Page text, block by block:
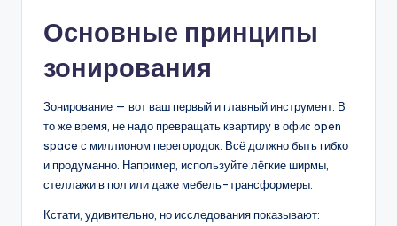
Основные принципы
зонирования
Зонирование — вот ваш первый и главный инструмент. В
то же время, не надо превращать квартиру в офис open
space с миллионом перегородок. Всё должно быть гибко
и продуманно. Например, используйте лёгкие ширмы,
стеллажи в пол или даже мебель-трансформеры.
Кстати, удивительно, но исследования показывают: